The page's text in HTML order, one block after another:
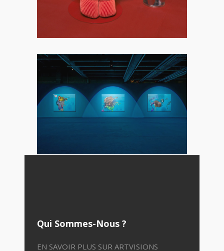
Qui Sommes-Nous ?
EN SAVOIR PLUS SUR ARTVISIONS